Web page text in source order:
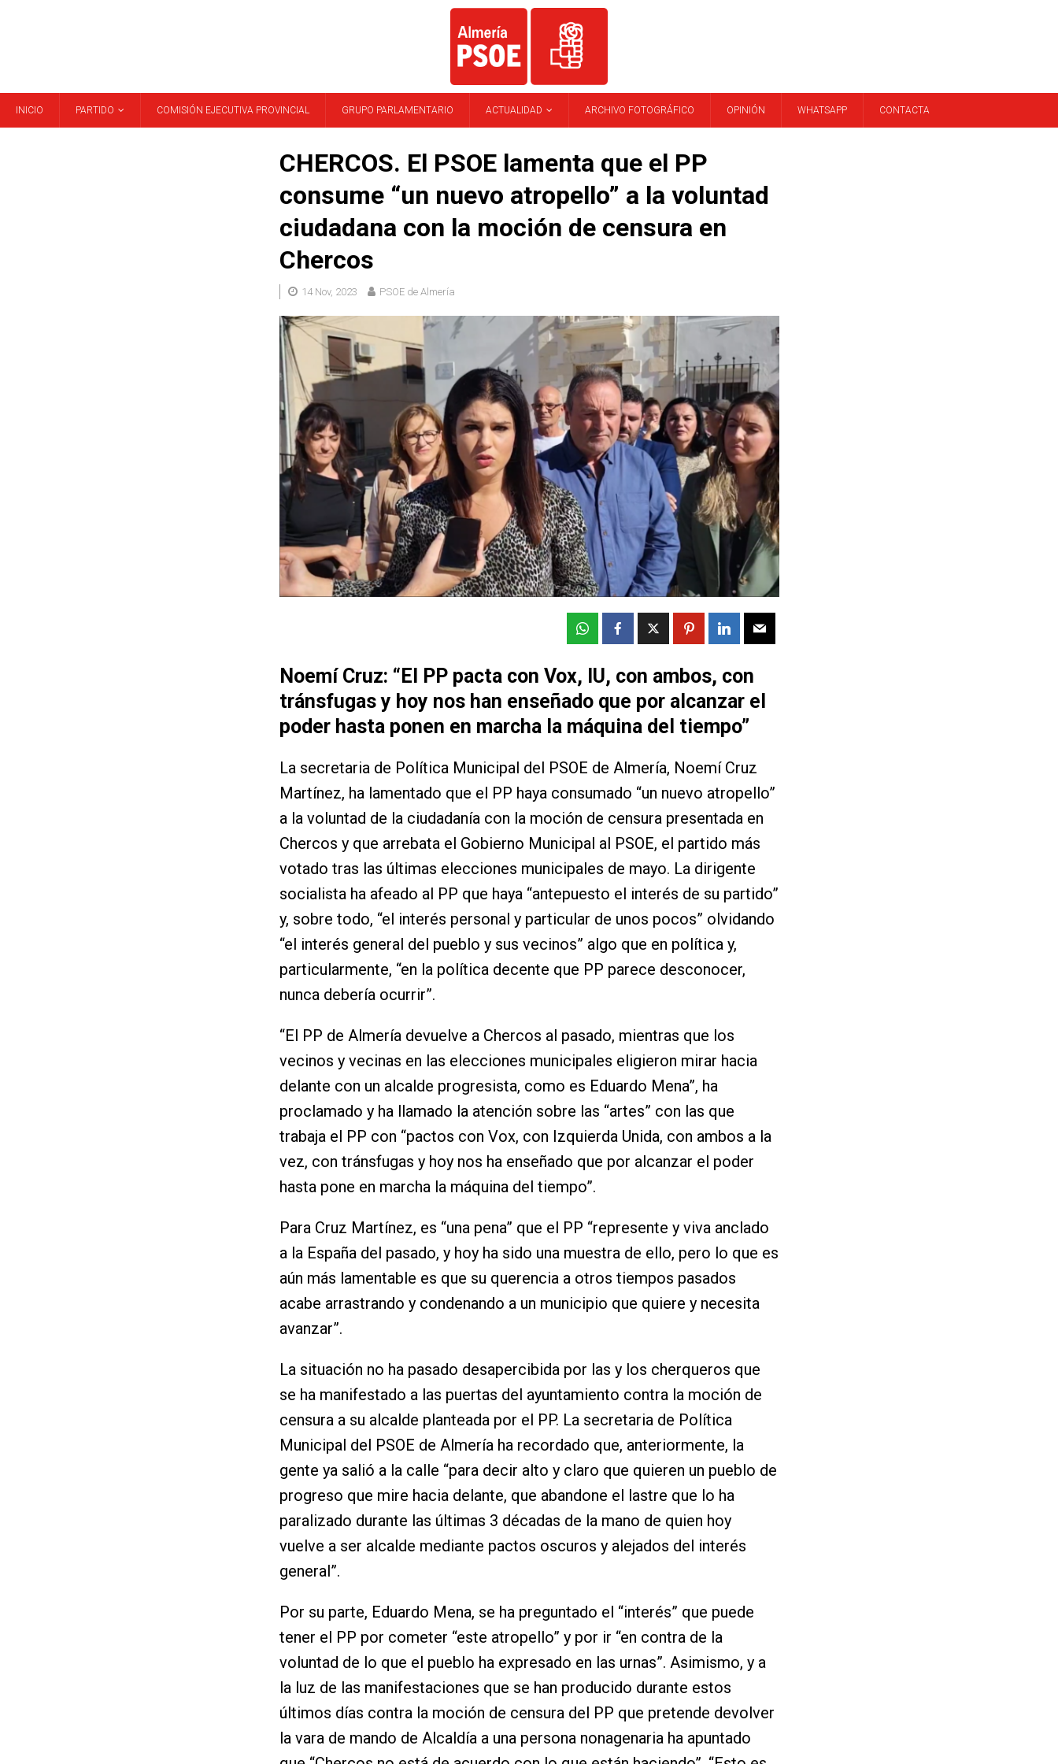
INICIO PARTIDO COMISIÓN EJECUTIVA PROVINCIAL GRUPO PARLAMENTARIO ACTUALIDAD ARCHIVO FOTOGRÁFICO OPINIÓN WHATSAPP CONTACTA
CHERCOS. El PSOE lamenta que el PP
consume “un nuevo atropello” a la voluntad
ciudadana con la moción de censura en
Chercos
14 Nov, 2023 PSOE de Almería
Noemí Cruz: “El PP pacta con Vox, IU, con ambos, con
tránsfugas y hoy nos han enseñado que por alcanzar el
poder hasta ponen en marcha la máquina del tiempo”
La secretaria de Política Municipal del PSOE de Almería, Noemí Cruz
Martínez, ha lamentado que el PP haya consumado “un nuevo atropello”
a la voluntad de la ciudadanía con la moción de censura presentada en
Chercos y que arrebata el Gobierno Municipal al PSOE, el partido más
votado tras las últimas elecciones municipales de mayo. La dirigente
socialista ha afeado al PP que haya “antepuesto el interés de su partido”
y, sobre todo, “el interés personal y particular de unos pocos” olvidando
“el interés general del pueblo y sus vecinos” algo que en política y,
particularmente, “en la política decente que PP parece desconocer,
nunca debería ocurrir”.
“El PP de Almería devuelve a Chercos al pasado, mientras que los
vecinos y vecinas en las elecciones municipales eligieron mirar hacia
delante con un alcalde progresista, como es Eduardo Mena”, ha
proclamado y ha llamado la atención sobre las “artes” con las que
trabaja el PP con “pactos con Vox, con Izquierda Unida, con ambos a la
vez, con tránsfugas y hoy nos ha enseñado que por alcanzar el poder
hasta pone en marcha la máquina del tiempo”.
Para Cruz Martínez, es “una pena” que el PP “represente y viva anclado
a la España del pasado, y hoy ha sido una muestra de ello, pero lo que es
aún más lamentable es que su querencia a otros tiempos pasados
acabe arrastrando y condenando a un municipio que quiere y necesita
avanzar”.
La situación no ha pasado desapercibida por las y los cherqueros que
se ha manifestado a las puertas del ayuntamiento contra la moción de
censura a su alcalde planteada por el PP. La secretaria de Política
Municipal del PSOE de Almería ha recordado que, anteriormente, la
gente ya salió a la calle “para decir alto y claro que quieren un pueblo de
progreso que mire hacia delante, que abandone el lastre que lo ha
paralizado durante las últimas 3 décadas de la mano de quien hoy
vuelve a ser alcalde mediante pactos oscuros y alejados del interés
general”.
Por su parte, Eduardo Mena, se ha preguntado el “interés” que puede
tener el PP por cometer “este atropello” y por ir “en contra de la
voluntad de lo que el pueblo ha expresado en las urnas”. Asimismo, y a
la luz de las manifestaciones que se han producido durante estos
últimos días contra la moción de censura del PP que pretende devolver
la vara de mando de Alcaldía a una persona nonagenaria ha apuntado